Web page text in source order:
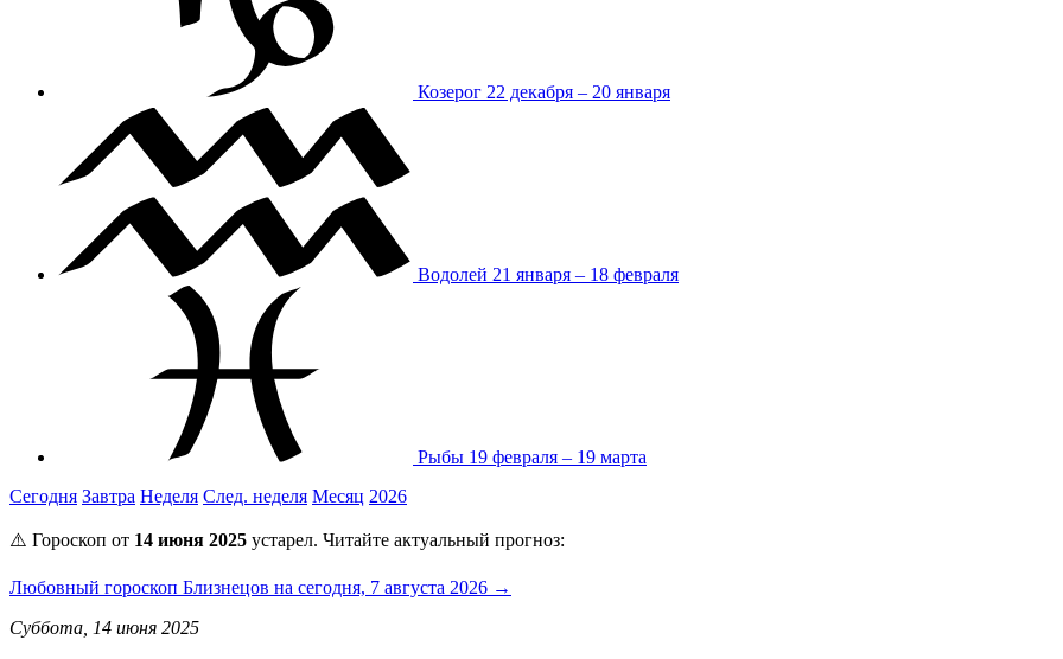
Козерог 22 декабря – 20 января
Водолей 21 января – 18 февраля
Рыбы 19 февраля – 19 марта
Сегодня Завтра Неделя След. неделя Месяц 2026
⚠️ Гороскоп от 14 июня 2025 устарел. Читайте актуальный прогноз:
Любовный гороскоп Близнецов на сегодня, 7 августа 2026 →
Суббота, 14 июня 2025